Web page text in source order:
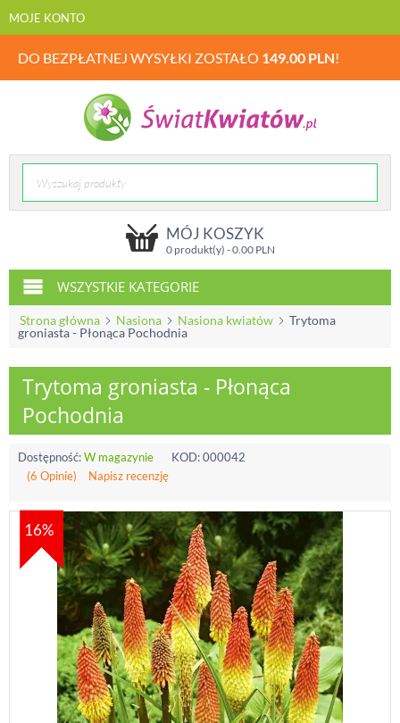
MOJE KONTO
DO BEZPŁATNEJ WYSYŁKI ZOSTAŁO 149.00 PLN!
MÓJ KOSZYK
0 produkt(y) -0.00PLN
WSZYSTKIE KATEGORIE
Strona główna Nasiona Nasiona kwiatów
Trytoma
groniasta - Płonąca Pochodnia
Trytoma groniasta - Płonąca
Pochodnia
Dostępność:W magazynie KOD:000042
(6 Opinie)
Napisz recenzję
16%